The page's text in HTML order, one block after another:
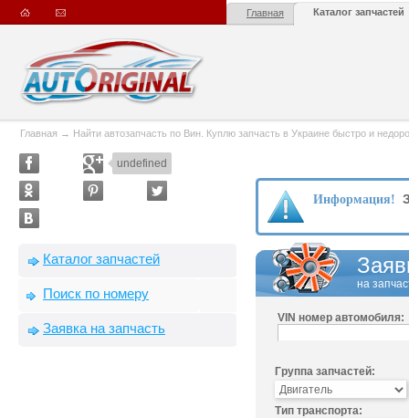
Главная Каталог запчастей
Главная → Найти автозапчасть по Вин. Куплю запчасть в Украине быстро и
undefined
Каталог запчастей
Поиск по номеру
Заявка на запчасть
Информация!
на
VIN номер автомобиля:
Группа запчастей:
Тип транспорта: